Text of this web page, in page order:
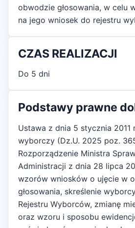
obwodzie głosowania, w celu
na jego wniosek do rejestru
CZAS REALIZACJI
Do 5 dni
Podstawy prawne
Ustawa z dnia 5 stycznia 2011
wyborczy (Dz.U. 2025 poz.
Rozporządzenie Ministra
Administracji z dnia 28 lipca
wzorów wniosków o ujęcie w
głosowania, skreślenie
Rejestru Wyborców, zmianę
oraz wzoru i sposobu